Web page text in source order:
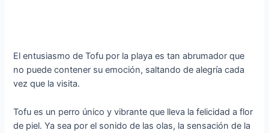
El entusiasmo de Tofu por la playa es tan abrumador que
no puede contener su emoción, saltando de alegría cada
vez que la visita.
Tofu es un perro único y vibrante que lleva la felicidad a flor
de piel. Ya sea por el sonido de las olas, la sensación de la